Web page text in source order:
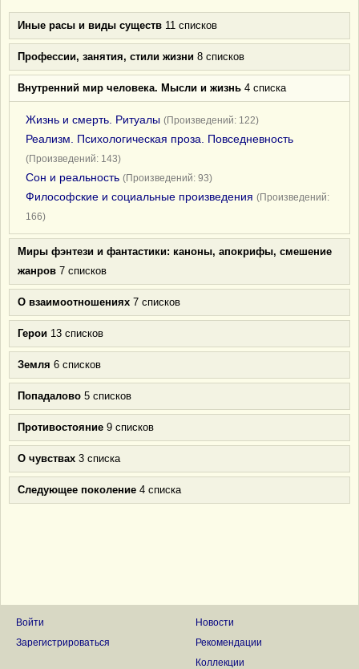
Иные расы и виды существ 11 списков
Профессии, занятия, стили жизни 8 списков
Внутренний мир человека. Мысли и жизнь 4 списка
Жизнь и смерть. Ритуалы (Произведений: 122)
Реализм. Психологическая проза. Повседневность
(Произведений: 143)
Сон и реальность (Произведений: 93)
Философские и социальные произведения (Произведений:
166)
Миры фэнтези и фантастики: каноны, апокрифы, смешение
жанров 7 списков
О взаимоотношениях 7 списков
Герои 13 списков
Земля 6 списков
Попадалово 5 списков
Противостояние 9 списков
О чувствах 3 списка
Следующее поколение 4 списка
Войти
Зарегистрироваться
Новости
Рекомендации
Коллекции